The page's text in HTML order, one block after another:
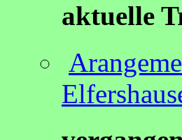
aktuelle